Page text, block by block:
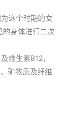
这个时期的女
的身体进行二次
维生素B12，
矿物质及纤维